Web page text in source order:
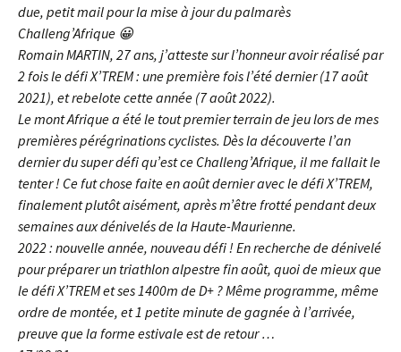
due, petit mail pour la mise à jour du palmarès
Challeng’Afrique 😀
Romain MARTIN, 27 ans, j’atteste sur l’honneur avoir réalisé par
2 fois le défi X’TREM : une première fois l’été dernier (17 août
2021), et rebelote cette année (7 août 2022).
Le mont Afrique a été le tout premier terrain de jeu lors de mes
premières pérégrinations cyclistes. Dès la découverte l’an
dernier du super défi qu’est ce Challeng’Afrique, il me fallait le
tenter ! Ce fut chose faite en août dernier avec le défi X’TREM,
finalement plutôt aisément, après m’être frotté pendant deux
semaines aux dénivelés de la Haute-Maurienne.
2022 : nouvelle année, nouveau défi ! En recherche de dénivelé
pour préparer un triathlon alpestre fin août, quoi de mieux que
le défi X’TREM et ses 1400m de D+ ? Même programme, même
ordre de montée, et 1 petite minute de gagnée à l’arrivée,
preuve que la forme estivale est de retour …